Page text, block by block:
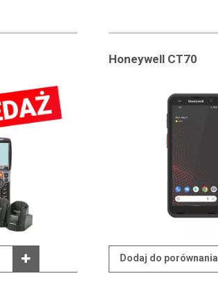
Honeywell CT70
Dodaj do porównania